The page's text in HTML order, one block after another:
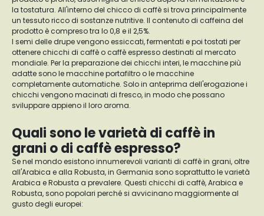
la tostatura. All'interno del chicco di caffè si trova principalmente
un tessuto ricco di sostanze nutritive. Il contenuto di caffeina del
prodotto è compreso tra lo 0,8 e il 2,5%.
I semi delle drupe vengono essiccati, fermentati e poi tostati per
ottenere chicchi di caffè o caffè espresso destinati al mercato
mondiale. Per la preparazione dei chicchi interi, le macchine più
adatte sono le macchine portafiltro o le macchine
completamente automatiche. Solo in anteprima dell'erogazione i
chicchi vengono macinati di fresco, in modo che possano
sviluppare appieno il loro aroma.
Quali sono le varietà di caffè in
grani o di caffè espresso?
Se nel mondo esistono innumerevoli varianti di caffè in grani, oltre
all'Arabica e alla Robusta, in Germania sono soprattutto le varietà
Arabica e Robusta a prevalere. Questi chicchi di caffè, Arabica e
Robusta, sono popolari perché si avvicinano maggiormente al
gusto degli europei: